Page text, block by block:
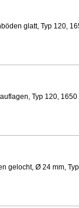
glatt, Typ 120,
Typ 120,
gelocht, Ø 24 mm,